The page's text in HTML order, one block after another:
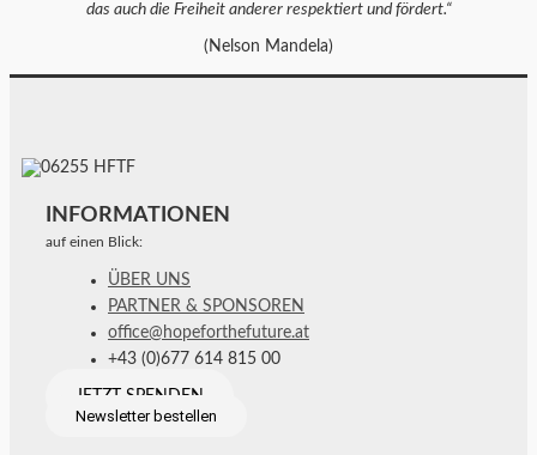
das auch die Freiheit anderer respektiert und fördert.“
(Nelson Mandela)
INFORMATIONEN
auf einen Blick:
ÜBER UNS
PARTNER & SPONSOREN
office@hopeforthefuture.at
+43 (0)677 614 815 00
JETZT SPENDEN
Newsletter bestellen